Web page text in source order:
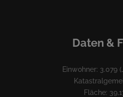
Daten &
Einwohner: 3.079
Fläche: